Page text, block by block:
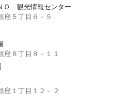
Ｏ 観光情報センター
座５丁目６－５
座８丁目８－１１
座１丁目１２－２